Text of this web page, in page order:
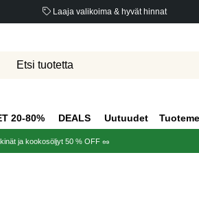
Laaja valikoima & hyvät hinnat
20-80% DEALS Uutuudet
ja kookosöljyt 50 % OFF 🥜